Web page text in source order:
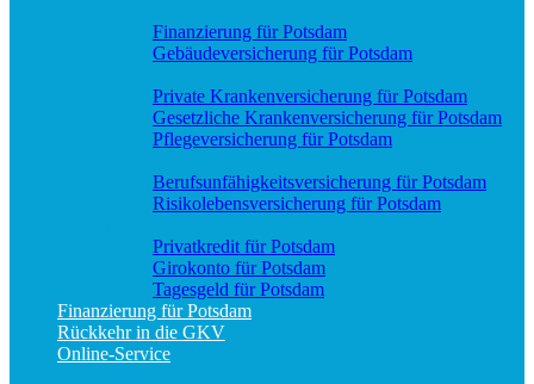
Finanzierung für Potsdam
Gebäudeversicherung für Potsdam
Private Krankenversicherung für Potsdam
Gesetzliche Krankenversicherung für Potsdam
Pflegeversicherung für Potsdam
Berufs­unfähigkeitsversicherung für Potsdam
Risikolebensversicherung für Potsdam
Privatkredit für Potsdam
Girokonto für Potsdam
Tagesgeld für Potsdam
Finanzierung für Potsdam
Rückkehr in die GKV
Online-Service